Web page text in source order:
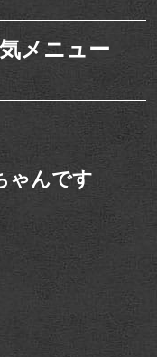
メニュー
ゃんです